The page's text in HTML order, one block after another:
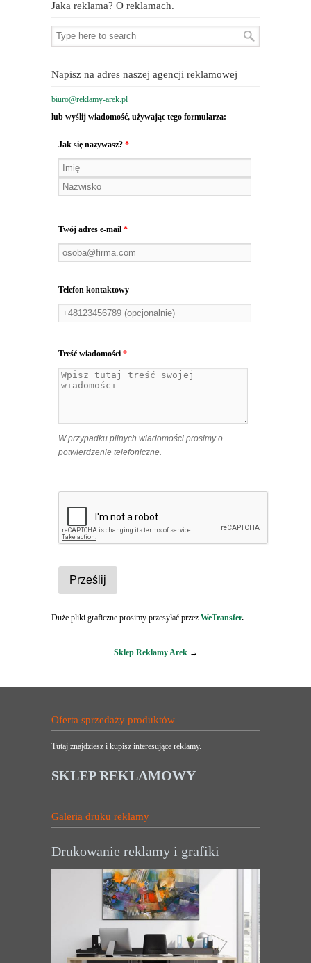
Jaka reklama? O reklamach.
Napisz na adres naszej agencji reklamowej
biuro@reklamy-arek.pl
lub wyślij wiadomość, używając tego formularza:
Jak się nazywasz? *
Twój adres e-mail *
Telefon kontaktowy
Treść wiadomości *
W przypadku pilnych wiadomości prosimy o
potwierdzenie telefoniczne.
Duże pliki graficzne prosimy przesyłać przez WeTransfer.
Sklep Reklamy Arek→
Oferta sprzedaży produktów
Tutaj znajdziesz i kupisz interesujące reklamy.
SKLEP REKLAMOWY
Galeria druku reklamy
Drukowanie reklamy i grafiki